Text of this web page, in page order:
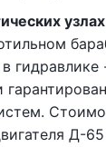
гидравлике
Д-